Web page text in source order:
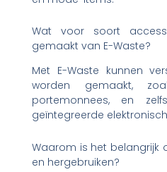
Wat voor soort
gemaakt van E-Waste?
Met E-Waste kunnen
worden gemaakt,
portemonnees, en
geïntegreerde
Waarom is het belangrijk
en hergebruiken?